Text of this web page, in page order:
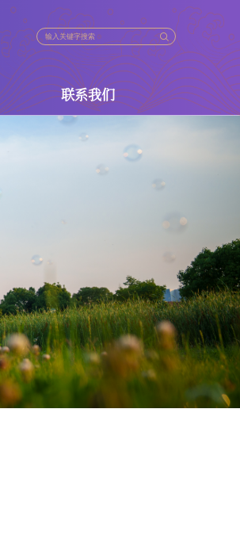
联系我们
下载专区 联系我们